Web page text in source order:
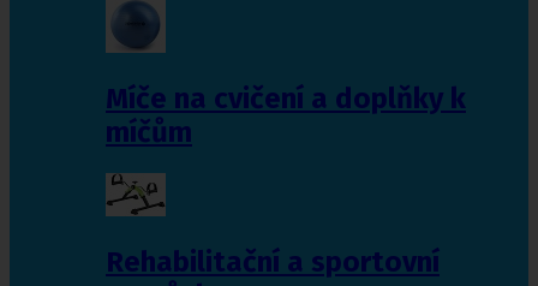
Míče na cvičení a doplňky k
míčům
Rehabilitační a sportovní